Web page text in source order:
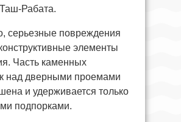
Рабата.
серьезные повреждения
элементы
Часть каменных
над дверными проемами
и удерживается только
подпорками.